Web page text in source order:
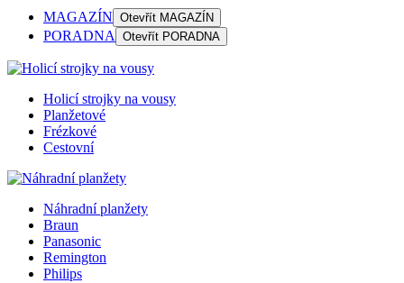
MAGAZÍN Otevřít MAGAZÍN
PORADNA Otevřít PORADNA
Holicí strojky na vousy
Planžetové
Frézkové
Cestovní
Náhradní planžety
Braun
Panasonic
Remington
Philips